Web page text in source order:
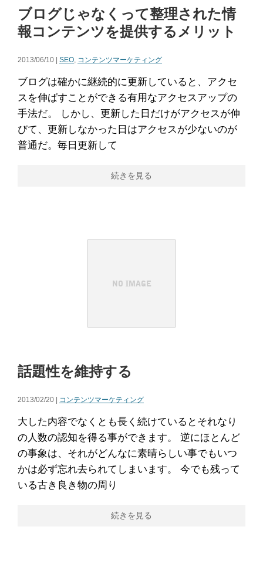
ブログじゃなくって整理された情
報コンテンツを提供するメリット
2013/06/10 | SEO, コンテンツマーケティング
ブログは確かに継続的に更新していると、アクセ
スを伸ばすことができる有用なアクセスアップの
手法だ。 しかし、更新した日だけがアクセスが伸
びて、更新しなかった日はアクセスが少ないのが
普通だ。毎日更新して
続きを見る
話題性を維持する
2013/02/20 | コンテンツマーケティング
大した内容でなくとも長く続けているとそれなり
の人数の認知を得る事ができます。 逆にほとんど
の事象は、それがどんなに素晴らしい事でもいつ
かは必ず忘れ去られてしまいます。 今でも残って
いる古き良き物の周り
続きを見る